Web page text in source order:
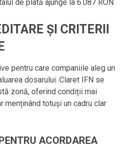
de plată ajunge la 6.087 RON.
ȘI CRITERII
pentru care companiile aleg un
dosarului. Claret IFN se
zonă, oferind condiții mai
menținând totuși un cadru clar
ACORDAREA